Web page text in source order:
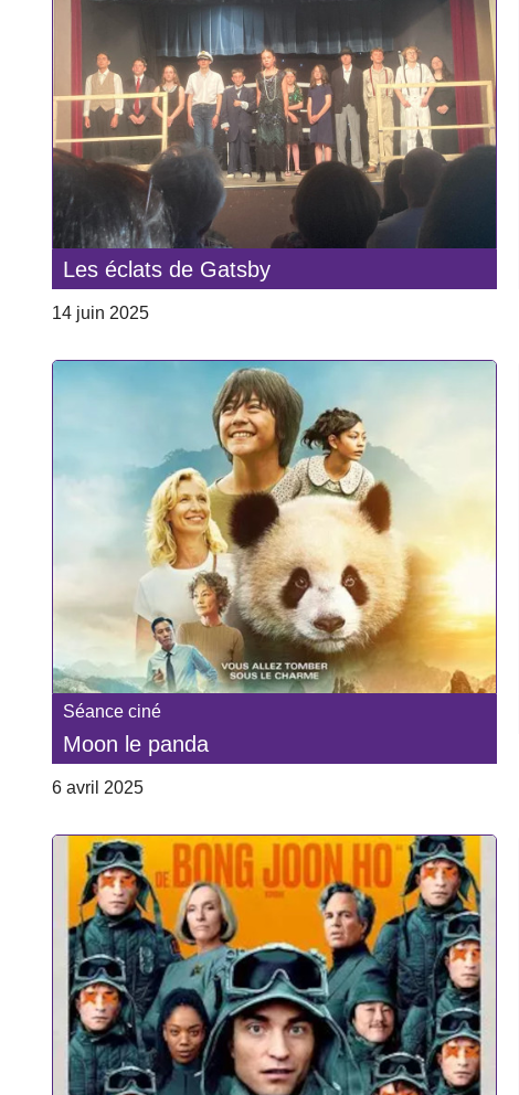
Les éclats de Gatsby
14 juin 2025
Séance ciné
Moon le panda
6 avril 2025